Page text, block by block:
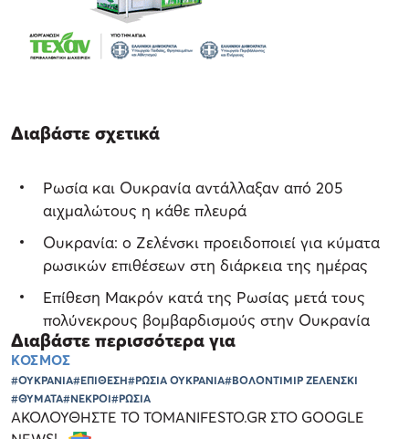
Διαβάστε σχετικά
Ρωσία και Ουκρανία αντάλλαξαν από 205
αιχμαλώτους η κάθε πλευρά
Ουκρανία: ο Ζελένσκι προειδοποιεί για κύματα
ρωσικών επιθέσεων στη διάρκεια της ημέρας
Επίθεση Μακρόν κατά της Ρωσίας μετά τους
πολύνεκρους βομβαρδισμούς στην Ουκρανία
Διαβάστε περισσότερα για
ΚΟΣΜΟΣ
#ΟΥΚΡΑΝΙΑ#ΕΠΙΘΕΣΗ#ΡΩΣΙΑ ΟΥΚΡΑΝΙΑ#ΒΟΛΟΝΤΙΜΙΡ ΖΕΛΕΝΣΚΙ
#ΘΥΜΑΤΑ#ΝΕΚΡΟΙ#ΡΩΣΙΑ
ΑΚΟΛΟΥΘΗΣΤΕ ΤΟ TOMANIFESTO.GR ΣΤΟ GOOGLE